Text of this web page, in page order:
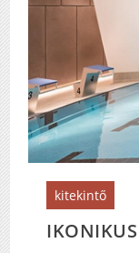
kitekintő